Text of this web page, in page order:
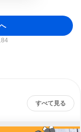
すべて見る